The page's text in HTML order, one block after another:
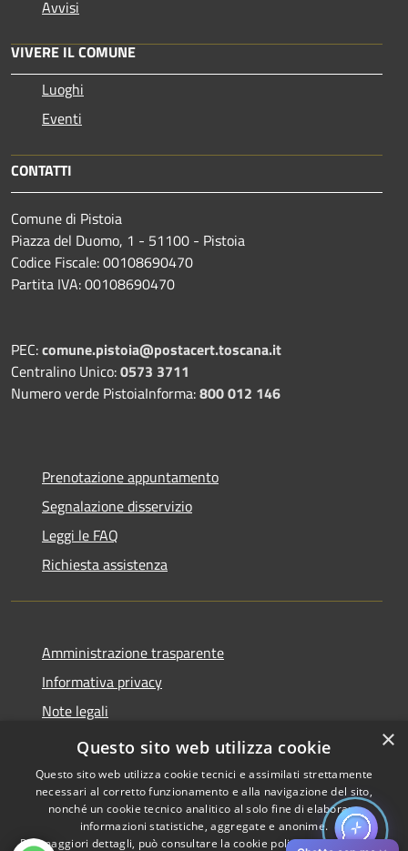
Avvisi
VIVERE IL COMUNE
Luoghi
Eventi
CONTATTI
Comune di Pistoia
Piazza del Duomo, 1 - 51100 - Pistoia
Codice Fiscale: 00108690470
Partita IVA: 00108690470
PEC:comune.pistoia@postacert.toscana.it
Centralino Unico:0573 3711
Numero verde PistoiaInforma:800 012 146
Prenotazione appuntamento
Segnalazione disservizio
Leggi le FAQ
Richiesta assistenza
Amministrazione trasparente
Informativa privacy
Note legali
Dichiarazione di accessibilità
Copyright © 2026 • Comune di
×
Questo sito web utilizza cookie
Questo sito web utilizza cookie tecnici e assimilati strettamente
necessari al corretto funzionamento e alla navigazione del sito,
nonché un cookie tecnico analitico al solo fine di elaborare
informazioni statistiche, aggregate e anonime.
Per maggiori dettagli, può consultare la cookie policy al seguentelink